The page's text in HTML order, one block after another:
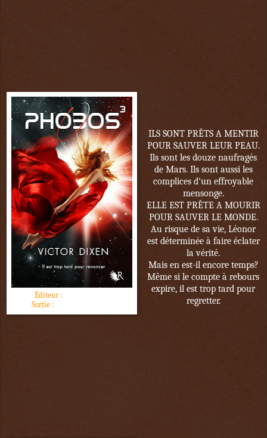
Éditeur :
Sortie :
ILS SONT PRÊTS A MENTIR
POUR SAUVER LEUR PEAU.
Ils sont les douze naufragés
de Mars. Ils sont aussi les
complices d'un effroyable
mensonge.
ELLE EST PRÊTE A MOURIR
POUR SAUVER LE MONDE.
Au risque de sa vie, Léonor
est déterminée à faire éclater
la vérité.
Mais en est-il encore temps?
Même si le compte à rebours
expire, il est trop tard pour
regretter.